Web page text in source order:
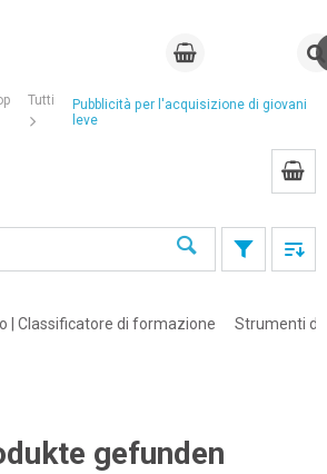
Tutti
Pubblicità per l'acquisizione di giovani
leve
| Classificatore di formazione Strumenti di
gefunden